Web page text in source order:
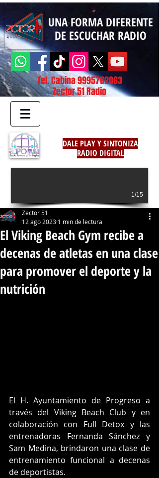
UNA FORMA DIFERENTE
DE ESCUCHAR RADIO
Tel. Cabina9995762063
Zector 51 Radio
DALE PLAY Y SINTONIZA
RADIO DIGITAL
1/15
El Viking Beach Gym recibe a
decenas de atletas en una clase
para promover el deporte y la
nutrición
Zector 51
12 ago 2023 1 min de lectura
El H. Ayuntamiento de Progreso a
través del Viking Beach Club y en
colaboración con Full Detox y las
entrenadoras Fernanda Sánchez y
Sam Medina, brindaron una clase de
entrenamiento funcional a decenas
de deportistas.